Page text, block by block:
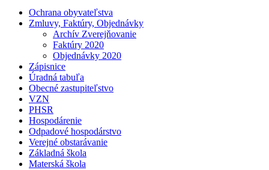
Ochrana obyvateľstva
Zmluvy, Faktúry, Objednávky
Archív Zverejňovanie
Faktúry 2020
Objednávky 2020
Zápisnice
Úradná tabuľa
Obecné zastupiteľstvo
VZN
PHSR
Hospodárenie
Odpadové hospodárstvo
Verejné obstarávanie
Základná škola
Materská škola